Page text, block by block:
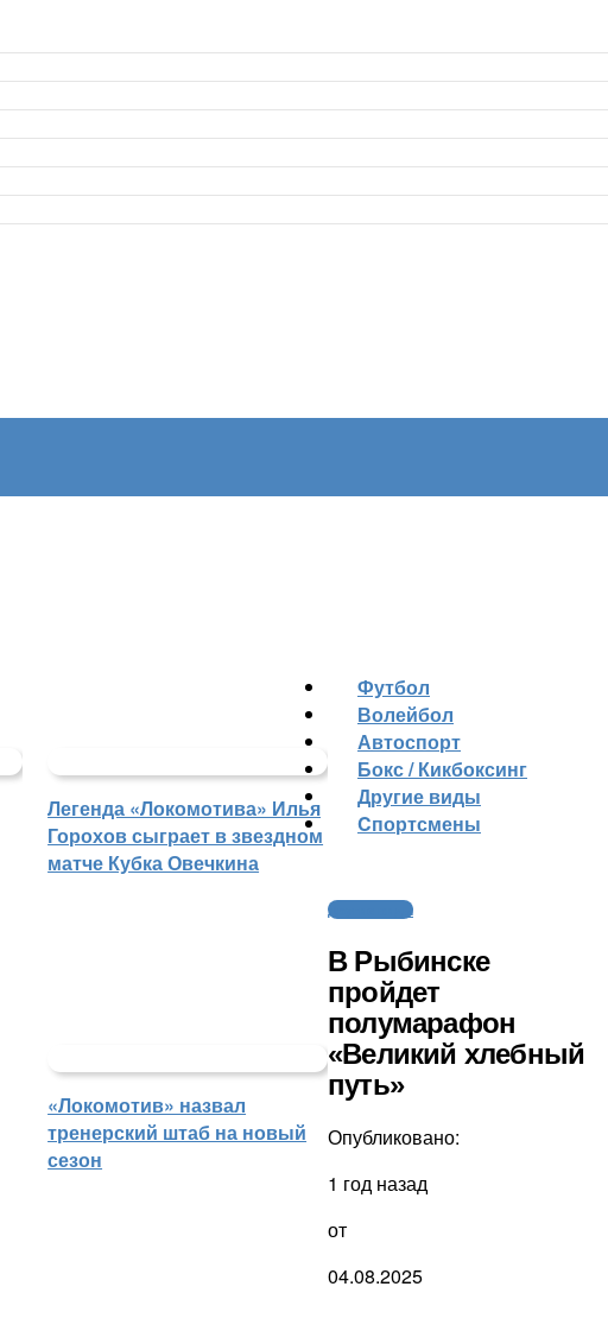
Легенда «Локомотива» Илья
Горохов сыграет в звездном
матче Кубка Овечкина
«Локомотив» назвал
тренерский штаб на новый
сезон
Футбол
Волейбол
Автоспорт
Бокс / Кикбоксинг
Другие виды
Cпортсмены
Другие виды
В Рыбинске
пройдет
полумарафон
«Великий хлебный
путь»
Опубликовано:
1 год назад
от
04.08.2025